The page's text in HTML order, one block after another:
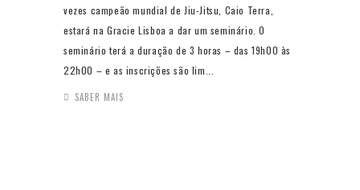
vezes campeão mundial de Jiu-Jitsu, Caio Terra,
estará na Gracie Lisboa a dar um seminário. O
seminário terá a duração de 3 horas – das 19h00 às
22h00 – e as inscrições são lim...
SABER MAIS